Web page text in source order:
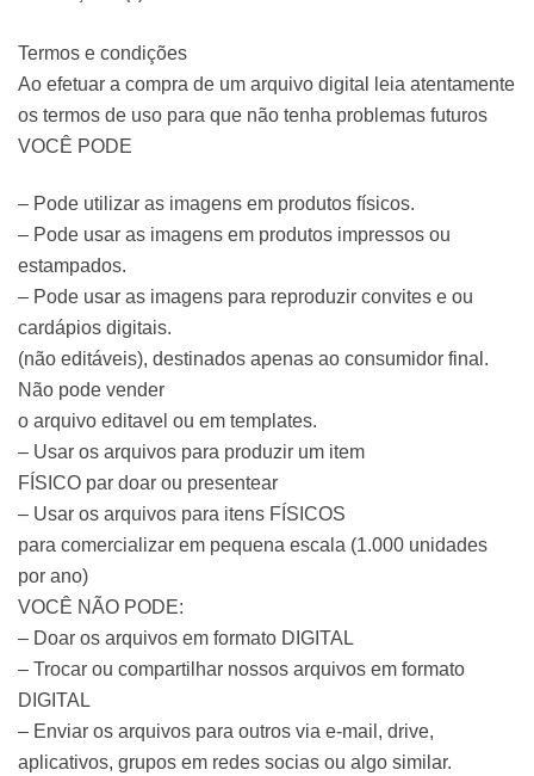
Termos e condições
Ao efetuar a compra de um arquivo digital leia atentamente
os termos de uso para que não tenha problemas futuros
VOCÊ PODE
– Pode utilizar as imagens em produtos físicos.
– Pode usar as imagens em produtos impressos ou
estampados.
– Pode usar as imagens para reproduzir convites e ou
cardápios digitais.
(não editáveis), destinados apenas ao consumidor final.
Não pode vender
o arquivo editavel ou em templates.
– Usar os arquivos para produzir um item
FÍSICO par doar ou presentear
– Usar os arquivos para itens FÍSICOS
para comercializar em pequena escala (1.000 unidades
por ano)
VOCÊ NÃO PODE:
– Doar os arquivos em formato DIGITAL
– Trocar ou compartilhar nossos arquivos em formato
DIGITAL
– Enviar os arquivos para outros via e-mail, drive,
aplicativos, grupos em redes socias ou algo similar.